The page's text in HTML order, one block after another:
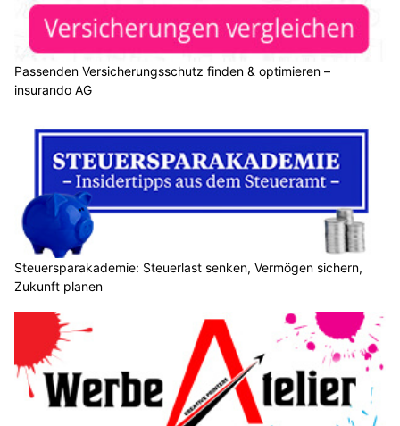
Passenden Versicherungsschutz finden & optimieren –
insurando AG
Steuersparakademie: Steuerlast senken, Vermögen sichern,
Zukunft planen